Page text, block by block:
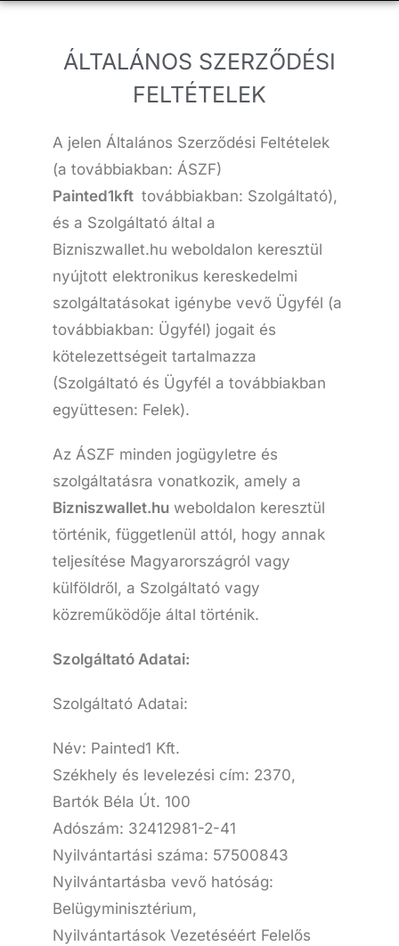
ÁLTALÁNOS SZERZŐDÉSI
FELTÉTELEK
A jelen Általános Szerződési Feltételek
(a továbbiakban: ÁSZF)
Painted1kft továbbiakban: Szolgáltató),
és a Szolgáltató által a
Bizniszwallet.hu weboldalon keresztül
nyújtott elektronikus kereskedelmi
szolgáltatásokat igénybe vevő Ügyfél (a
továbbiakban: Ügyfél) jogait és
kötelezettségeit tartalmazza
(Szolgáltató és Ügyfél a továbbiakban
együttesen: Felek).
Az ÁSZF minden jogügyletre és
szolgáltatásra vonatkozik, amely a
Bizniszwallet.hu weboldalon keresztül
történik, függetlenül attól, hogy annak
teljesítése Magyarországról vagy
külföldről, a Szolgáltató vagy
közreműködője által történik.
Szolgáltató Adatai:
Szolgáltató Adatai:
Név: Painted1 Kft.
Székhely és levelezési cím: 2370,
Bartók Béla Út. 100
Adószám: 32412981-2-41
Nyilvántartási száma: 57500843
Nyilvántartásba vevő hatóság:
Belügyminisztérium,
Nyilvántartások Vezetéséért Felelős